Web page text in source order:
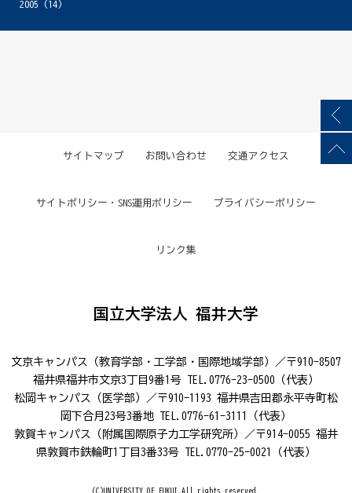
2005 (14)
サイトマップ お問い合わせ 交通アクセス
サイトポリシー・SNS運用ポリシー プライバシーポリシー
リンク集
国立大学法人 福井大学
文京キャンパス（教育学部・工学部・国際地域学部）／〒910-8507
福井県福井市文京3丁目9番1号 TEL.0776-23-0500（代表）
松岡キャンパス（医学部）／〒910-1193 福井県吉田郡永平寺町松
岡下合月23号3番地 TEL.0776-61-3111（代表）
敦賀キャンパス（附属国際原子力工学研究所）／〒914-0055 福井
県敦賀市鉄輪町1丁目3番33号 TEL.0770-25-0021（代表）
(C)UNIVERSITY OF FUKUI.All rights reserved.